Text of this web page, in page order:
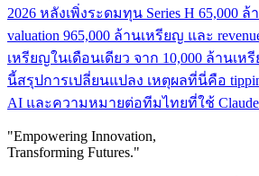
2026 หลังเพิ่งระดมทุน Series H 65,000 ล้
valuation 965,000 ล้านเหรียญ และ
เหรียญในเดือนเดียว จาก 10,000 ล้านเ
นี้สรุปการเปลี่ยนแปลง เหตุผลที่นี่คือ
AI และความหมายต่อทีมไทยที่ใช้ Claude
"Empowering Innovation,
Transforming Futures."